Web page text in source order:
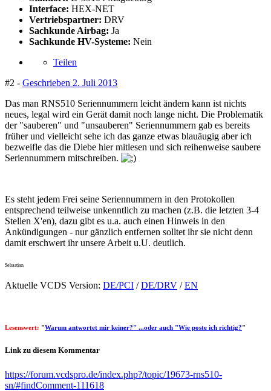
Interface: HEX-NET
Vertriebspartner: DRV
Sachkunde Airbag: Ja
Sachkunde HV-Systeme: Nein
Teilen
#2 - Geschrieben 2. Juli 2013
Das man RNS510 Seriennummern leicht ändern kann ist nichts
neues, legal wird ein Gerät damit noch lange nicht. Die Problematik
der "sauberen" und "unsauberen" Seriennummern gab es bereits
früher und vielleicht sehe ich das ganze etwas blauäugig aber ich
bezweifle das die Diebe hier mitlesen und sich reihenweise saubere
Seriennummern mitschreiben.
Es steht jedem Frei seine Seriennummern in den Protokollen
entsprechend teilweise unkenntlich zu machen (z.B. die letzten 3-4
Stellen X'en), dazu gibt es u.a. auch einen Hinweis in den
Ankündigungen - nur gänzlich entfernen solltet ihr sie nicht denn
damit erschwert ihr unsere Arbeit u.U. deutlich.
Sebastian
Aktuelle VCDS Version: DE/PCI /DE/DRV /EN
Lesenswert: "Warum antwortet mir keiner?" ...oder auch "Wie poste ich richtig?"
Link zu diesem Kommentar
https://forum.vcdspro.de/index.php?/topic/19673-rns510-
sn/#findComment-111618